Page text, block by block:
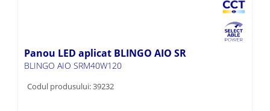
Panou LED aplicat BLINGO AIO SR
BLINGO AIO SRM40W120
Codul produsului: 39232